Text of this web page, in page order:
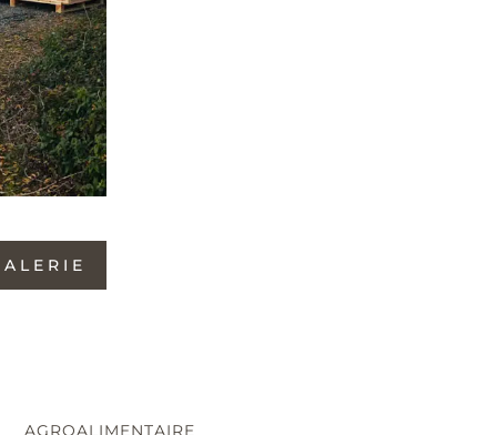
AGROALIMENTAIRE